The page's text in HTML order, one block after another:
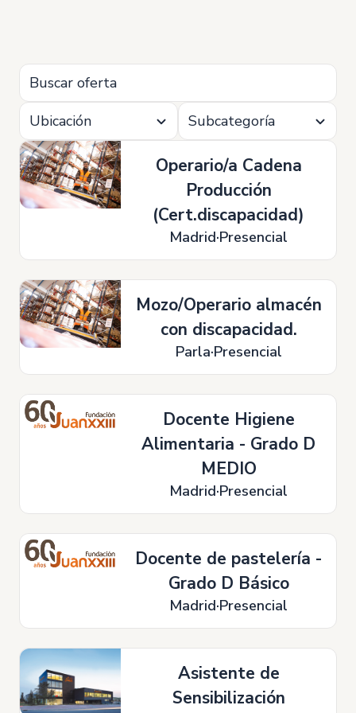
Ubicación Subcategoría
Operario/a Cadena
Producción
(Cert.discapacidad)
Madrid Presencial
Mozo/Operario almacén
con discapacidad.
Parla Presencial
Docente Higiene
Alimentaria - Grado D
MEDIO
Madrid Presencial
Docente de pastelería -
Grado D Básico
Madrid Presencial
Asistente de
Sensibilización